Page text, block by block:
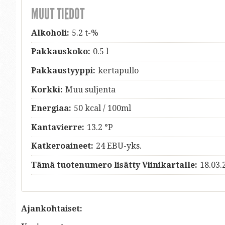
MUUT TIEDOT
Alkoholi: 5.2 t-%
Pakkauskoko: 0.5 l
Pakkaustyyppi: kertapullo
Korkki: Muu suljenta
Energiaa: 50 kcal / 100ml
Kantavierre: 13.2 °P
Katkeroaineet: 24 EBU-yks.
Tämä tuotenumero lisätty Viinikartalle:
Ajankohtaiset: